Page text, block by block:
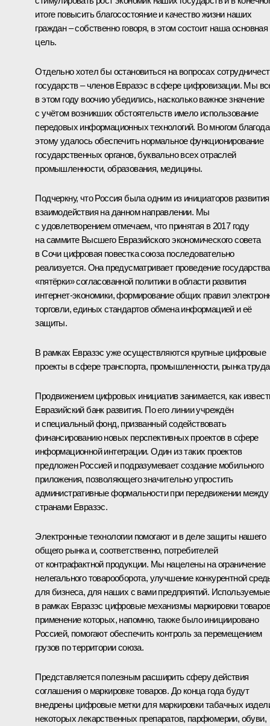
итоге повысить благосостояние и качество жизни наших
граждан – собственно говоря, в этом состоит наша основная
цель.
Отдельно хотел бы остановиться на вопросах
государств – членов Евразэс в сфере цифровизации. Мы
в этом году воочию убедились, насколько важное значение
с учётом возникших обстоятельств имело использование
передовых информационных технологий. Во многом
этому удалось обеспечить нормальное функционирование
государственных органов, буквально всех отраслей
промышленности, образования, медицины.
Подчеркну, что Россия была одним из инициаторов развития
взаимодействия на данном направлении. Мы
с удовлетворением отмечаем, что принятая в 2017 году
на саммите Высшего Евразийского экономического совета
в Сочи цифровая повестка союза последовательно
реализуется. Она предусматривает проведение
«пятёрки» согласованной политики в области развития
интернет-экономики, формирование общих правил
торговли, единых стандартов обмена информацией и её
защиты.
В рамках Евразэс уже осуществляются крупные цифровые
проекты в сфере транспорта, промышленности, рынка
Продвижением цифровых инициатив занимается, как
Евразийский банк развития. По его линии учреждён
и специальный фонд, призванный содействовать
финансированию новых перспективных проектов в сфере
информационной интеграции. Один из таких проектов
предложен Россией и подразумевает создание мобильного
приложения, позволяющего значительно упростить
административные формальности при передвижении между
странами Евразэс.
Электронные технологии помогают и в деле защиты нашего
общего рынка и, соответственно, потребителей
от контрафактной продукции. Мы нацелены на ограничение
нелегального товарооборота, улучшение конкурентной
для бизнеса, для наших с вами предприятий. Используемые
в рамках Евразэс цифровые механизмы маркировки
применение которых, напомню, также было инициировано
Россией, помогают обеспечить контроль за перемещением
грузов по территории союза.
Представляется полезным расширить сферу действия
соглашения о маркировке товаров. До конца года будут
внедрены цифровые метки для маркировки табачных
некоторых лекарственных препаратов, парфюмерии, обуви,